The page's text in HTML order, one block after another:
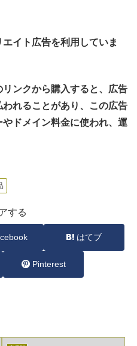
イト広告を利用していま
ンクから購入すると、広告
れることがあり、この広告
ドメイン料金に使われ、運
する
はてブ
Pinterest